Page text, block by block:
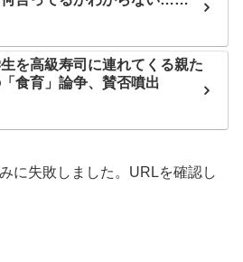
を高級寿司に連れてくる親た
食育」論争、賛否噴出
に失敗しました。URLを確認し